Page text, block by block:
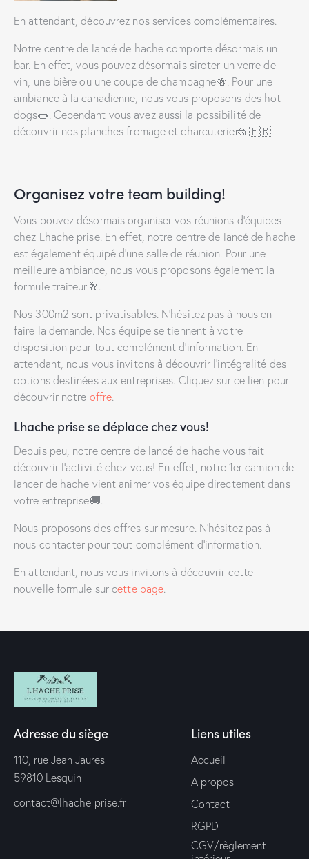
En attendant, découvrez nos services complémentaires.
Notre centre de lancé de hache comporte désormais un
bar. En effet, vous pouvez désormais siroter un verre de
vin, une bière ou une coupe de champagne🍻. Pour une
ambiance à la canadienne, nous vous proposons des hot
dogs🌭. Cependant vous avez aussi la possibilité de
découvrir nos planches fromage et charcuterie🧀 🇫🇷.
Organisez votre team building!
Vous pouvez désormais organiser vos réunions d’équipes
chez Lhache prise. En effet, notre centre de lancé de hache
est également équipé d’une salle de réunion. Pour une
meilleure ambiance, nous vous proposons également la
formule traiteur🥂.
Nos 300m2 sont privatisables. N’hésitez pas à nous en
faire la demande. Nos équipe se tiennent à votre
disposition pour tout complément d’information. En
attendant, nous vous invitons à découvrir l’intégralité des
options destinées aux entreprises. Cliquez sur ce lien pour
découvrir notre offre.
Lhache prise se déplace chez vous!
Depuis peu, notre centre de lancé de hache vous fait
découvrir l’activité chez vous! En effet, notre 1er camion de
lancer de hache vient animer vos équipe directement dans
votre entreprise🚚.
Nous proposons des offres sur mesure. N’hésitez pas à
nous contacter pour tout complément d’information.
En attendant, nous vous invitons à découvrir cette
nouvelle formule sur cette page.
Adresse du siège
110, rue Jean Jaures
59810 Lesquin
contact@lhache-prise.fr
Liens utiles
Accueil
A propos
Contact
RGPD
CGV/règlement